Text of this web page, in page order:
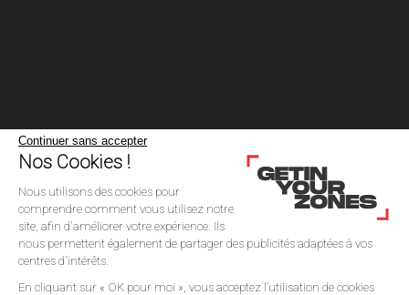
Continuer sans accepter
Nos Cookies !
Nous utilisons des cookies pour
comprendre comment vous utilisez notre
site, afin d'améliorer votre expérience. Ils
nous permettent également de partager des publicités adaptées à vos
centres d'intérêts.
En cliquant sur « OK pour moi », vous acceptez l’utilisation de cookies